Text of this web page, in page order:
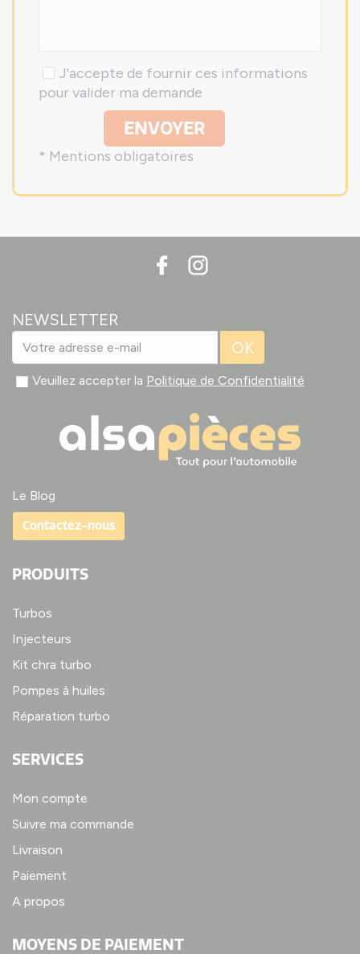
J'accepte de fournir ces informations
pour valider ma demande
ENVOYER
* Mentions obligatoires
NEWSLETTER
OK
Veuillez accepter la Politique de Confidentialité
Le Blog
Contactez-nous
PRODUITS
Turbos
Injecteurs
Kit chra turbo
Pompes à huiles
Réparation turbo
SERVICES
Mon compte
Suivre ma commande
Livraison
Paiement
A propos
MOYENS DE PAIEMENT